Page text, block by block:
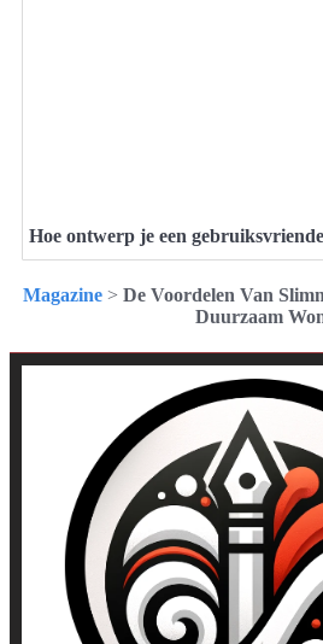
Hoe ontwerp je een
Magazine> De Voordelen Van
Duurzaam